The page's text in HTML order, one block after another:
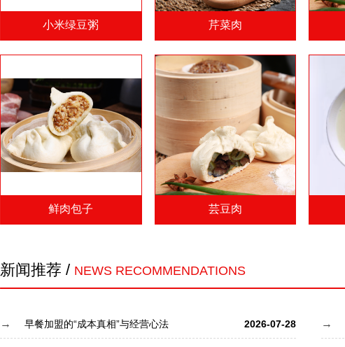
小米绿豆粥 芹菜肉
鲜肉包子 芸豆肉
新闻推荐 / NEWS RECOMMENDATIONS
早餐加盟的“成本真相”与经营心法 2026-07-28